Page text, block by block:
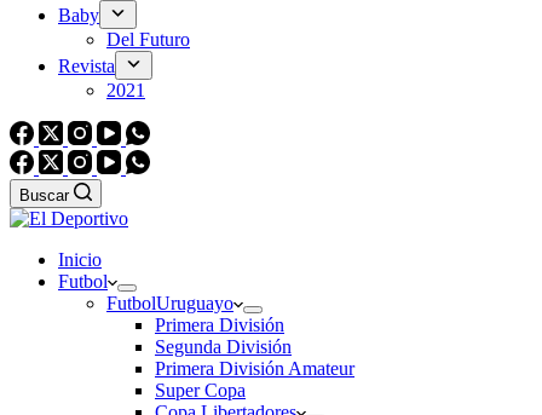
Baby
Del Futuro
Revista
2021
Buscar
Inicio
Futbol
FutbolUruguayo
Primera División
Segunda División
Primera División Amateur
Super Copa